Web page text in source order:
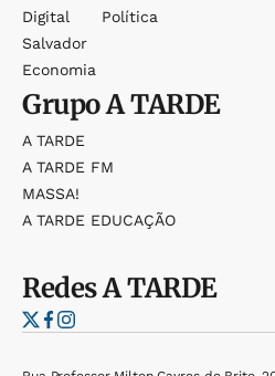
Digital
Salvador
Economia
Política
GrupoA TARDE
A TARDE
A TARDE FM
MASSA!
A TARDE EDUCAÇÃO
RedesA TARDE